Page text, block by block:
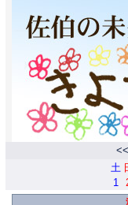
<<
土
1